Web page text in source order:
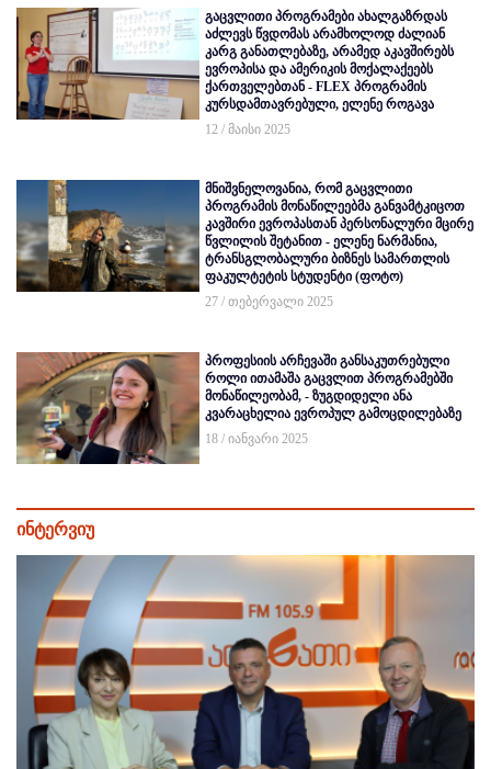
გაცვლითი პროგრამები ახალგაზრდას
აძლევს წვდომას არამხოლოდ ძალიან
კარგ განათლებაზე, არამედ აკავშირებს
ევროპისა და ამერიკის მოქალაქეებს
ქართველებთან - FLEX პროგრამის
კურსდამთავრებული, ელენე როგავა
12 / მაისი 2025
მნიშვნელოვანია, რომ გაცვლითი
პროგრამის მონაწილეებმა განვამტკიცოთ
კავშირი ევროპასთან პერსონალური მცირე
წვლილის შეტანით - ელენე ნარმანია,
ტრანსგლობალური ბიზნეს სამართლის
ფაკულტეტის სტუდენტი (ფოტო)
27 / თებერვალი 2025
პროფესიის არჩევაში განსაკუთრებული
როლი ითამაშა გაცვლით პროგრამებში
მონაწილეობამ, - ზუგდიდელი ანა
კვარაცხელია ევროპულ გამოცდილებაზე
18 / იანვარი 2025
ინტერვიუ